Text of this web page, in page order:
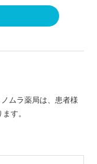
ムラ薬局は、患者様
す。